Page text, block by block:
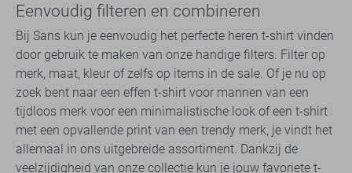
Eenvoudig filteren en combineren
Bij Sans kun je eenvoudig het perfecte heren t-shirt vinden
door gebruik te maken van onze handige filters. Filter op
merk, maat, kleur of zelfs op items in de sale. Of je nu op
zoek bent naar een effen t-shirt voor mannen van een
tijdloos merk voor een minimalistische look of een t-shirt
met een opvallende print van een trendy merk, je vindt het
allemaal in ons uitgebreide assortiment. Dankzij de
veelzijdigheid van onze collectie kun je jouw favoriete t-